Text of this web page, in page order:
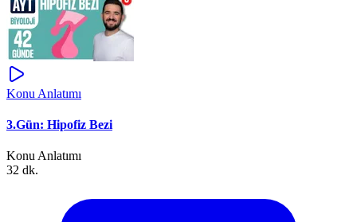
Konu Anlatımı
3.Gün: Hipofiz Bezi
Konu Anlatımı
32 dk.